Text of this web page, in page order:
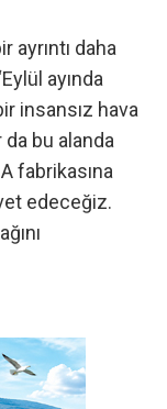
ayrıntı daha
ayında
insansız hava
da bu alanda
fabrikasına
edeceğiz.